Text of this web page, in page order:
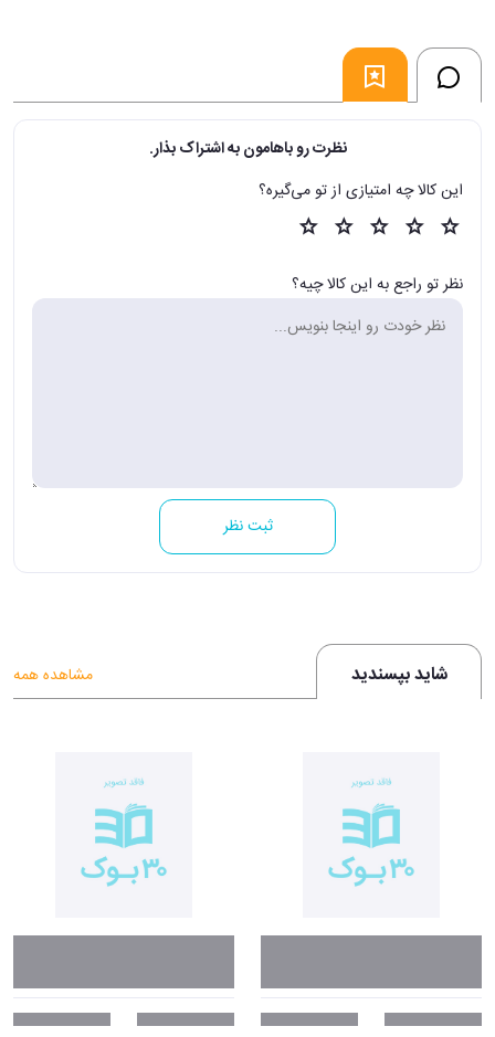
نظرت رو باهامون به اشتراک بذار.
این کالا چه امتیازی از تو می‌گیره؟
نظر تو راجع به این کالا چیه؟
ثبت نظر
شاید بپسندید مشاهده همه